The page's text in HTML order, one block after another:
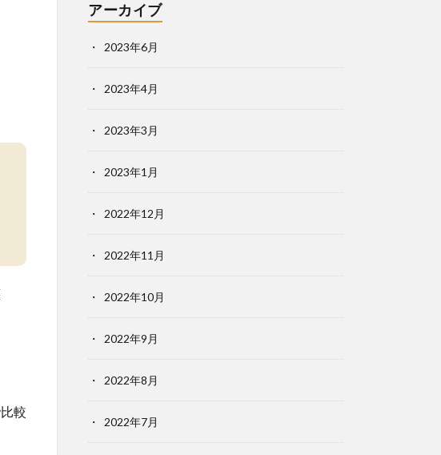
較
アーカイブ
2023年6月
2023年4月
2023年3月
2023年1月
2022年12月
2022年11月
2022年10月
2022年9月
2022年8月
2022年7月